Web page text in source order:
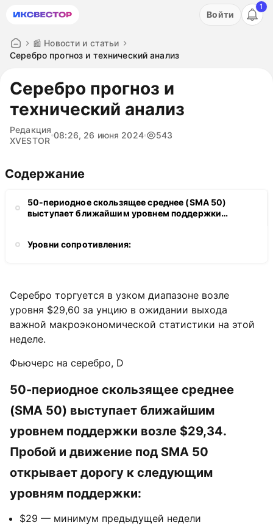
Акция: бесплатный пробный период на 3 дня!
Войти
1
📰 Новости и статьи
Серебро прогноз и технический анализ
Серебро прогноз и
технический анализ
Редакция
XVESTOR
08:26, 26 июня 2024 543
Содержание
50-периодное скользящее среднее (SMA 50)
выступает ближайшим уровнем поддержки
поддержки:
Уровни сопротивления:
Серебро торгуется в узком диапазоне возле
уровня $29,60 за унцию в ожидании выхода
важной макроэкономической статистики на этой
неделе.
Фьючерс на серебро, D
50-периодное скользящее среднее
(SMA 50) выступает ближайшим
уровнем поддержки возле $29,34.
Пробой и движение под SMA 50
открывает дорогу к следующим
уровням поддержки:
$29 — минимум предыдущей недели